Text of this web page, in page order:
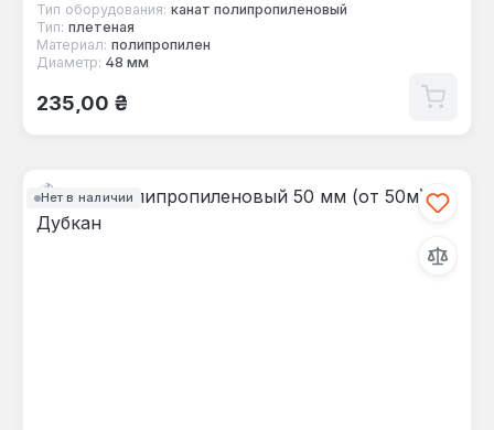
Тип оборудования: канат полипропиленовый
Тип: плетеная
Материал: полипропилен
Диаметр: 48 мм
Обычная цена:
235,00 ₴
Нет в наличии